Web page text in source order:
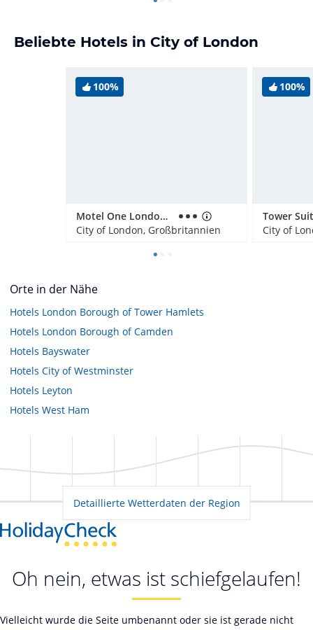
Beliebte Hotels in City of London
100%
Motel One London-Tower Hill
City of London, Großbritannien
100%
City of
Orte in der Nähe
Hotels London Borough of Tower Hamlets
Hotels London Borough of Camden
Hotels Bayswater
Hotels City of Westminster
Hotels Leyton
Hotels West Ham
Detaillierte Wetterdaten der Region
Oh nein, etwas ist schiefgelaufen!
Vielleicht wurde die Seite umbenannt oder sie ist gerade nicht